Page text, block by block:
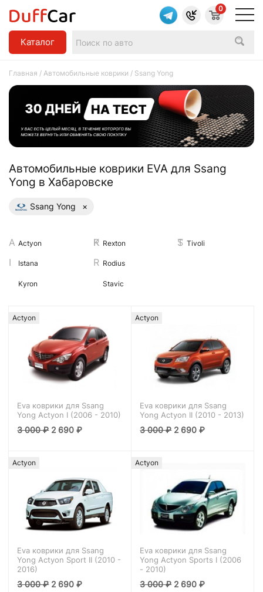
Каталог
0
Главная / Автомобильные коврики / Ssang Yong
Aвтомобильные коврики EVA для Ssang
Yong в Хабаровске
Ssang Yong ×
Actyon
Istana
Kyron
Rexton
Rodius
Stavic
Tivoli
Actyon
Eva коврики для Ssang
Yong Actyon I (2006 - 2010)
3 000₽ 2 690₽
Actyon
Eva коврики для Ssang
Yong Actyon II (2010 - 2013)
3 000₽ 2 690₽
Actyon
Eva коврики для Ssang
Yong Actyon Sport II (2010 -
2016)
3 000₽ 2 690₽
Actyon
Eva коврики для Ssang
Yong Actyon Sports I (2006
- 2010)
3 000₽ 2 690₽